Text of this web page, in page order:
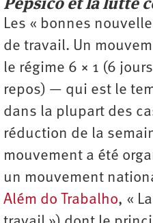
Les « bonnes
de travail. Un
le régime 6 × 1 (6
repos) — qui est le
dans la plupart des
réduction de la
mouvement a été
un mouvement
Além do Trabalho, «